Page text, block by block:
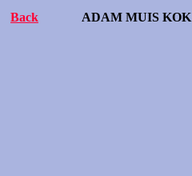
Back ADAM MUIS KOK